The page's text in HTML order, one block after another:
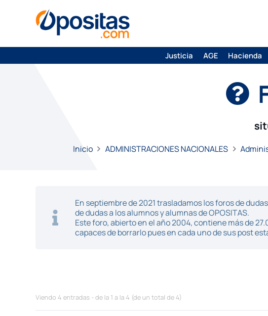
Justicia AGE Hacienda
Inicio ADMINISTRACIONES NACIONALES
En septiembre de 2021 trasladamos los foros de
de dudas a los alumnos y alumnas de OPOSITAS.
Este foro, abierto en el año 2004, contiene más de
capaces de borrarlo pues en cada uno de sus post
Viendo 4 entradas - de la 1 a la 4 (de un total de 4)